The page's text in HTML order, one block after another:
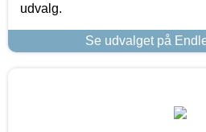
udvalg.
Se udvalget på